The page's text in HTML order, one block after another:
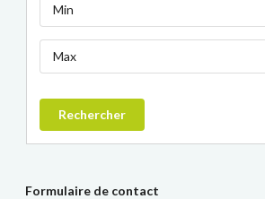
Min
Max
Rechercher
Formulaire de contact